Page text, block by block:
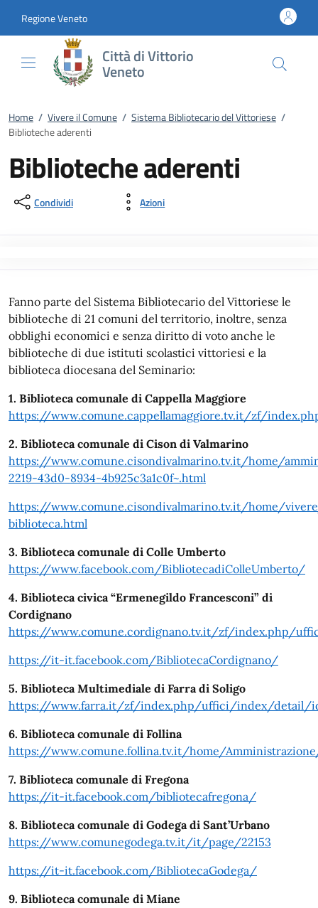
Regione Veneto
Città di Vittorio
Veneto
Home / Vivere il Comune / Sistema Bibliotecario del Vittoriese /
Biblioteche aderenti
Biblioteche aderenti
Condividi Azioni
Fanno parte del Sistema Bibliotecario del Vittoriese le
biblioteche di 21 comuni del territorio, inoltre, senza
obblighi economici e senza diritto di voto anche le
biblioteche di due istituti scolastici vittoriesi e la
biblioteca diocesana del Seminario:
1. Biblioteca comunale di Cappella Maggiore
https://www.comune.cappellamaggiore.tv.it/zf/
2. Biblioteca comunale di Cison di Valmarino
https://www.comune.cisondivalmarino.tv.it/home/
2219-43d0-8934-4b925c3a1c0f~.html
https://www.comune.cisondivalmarino.tv.it/home/
biblioteca.html
3. Biblioteca comunale di Colle Umberto
https://www.facebook.com/BibliotecadiColleUmberto/
4. Biblioteca civica“Ermenegildo Francesconi” di
Cordignano
https://www.comune.cordignano.tv.it/zf/index.php/
https://it-it.facebook.com/BibliotecaCordignano/
5. Biblioteca Multimediale di Farra di Soligo
https://www.farra.it/zf/index.php/uffici/index/detail/
6. Biblioteca comunale di Follina
https://www.comune.follina.tv.it/home/
7. Biblioteca comunale di Fregona
https://it-it.facebook.com/bibliotecafregona/
8. Biblioteca comunale di Godega di Sant’Urbano
https://www.comunegodega.tv.it/it/page/22153
https://it-it.facebook.com/BibliotecaGodega/
9. Biblioteca comunale di Miane